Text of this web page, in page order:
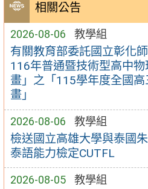
相關公告
2026-08-06 教學組
有關教育部委託國立彰化
116年普通暨技術型高中
畫」之「115學年度全國
畫」
2026-08-06 教學組
檢送國立高雄大學與泰國
泰語能力檢定CUTFL
2026-08-05 教學組